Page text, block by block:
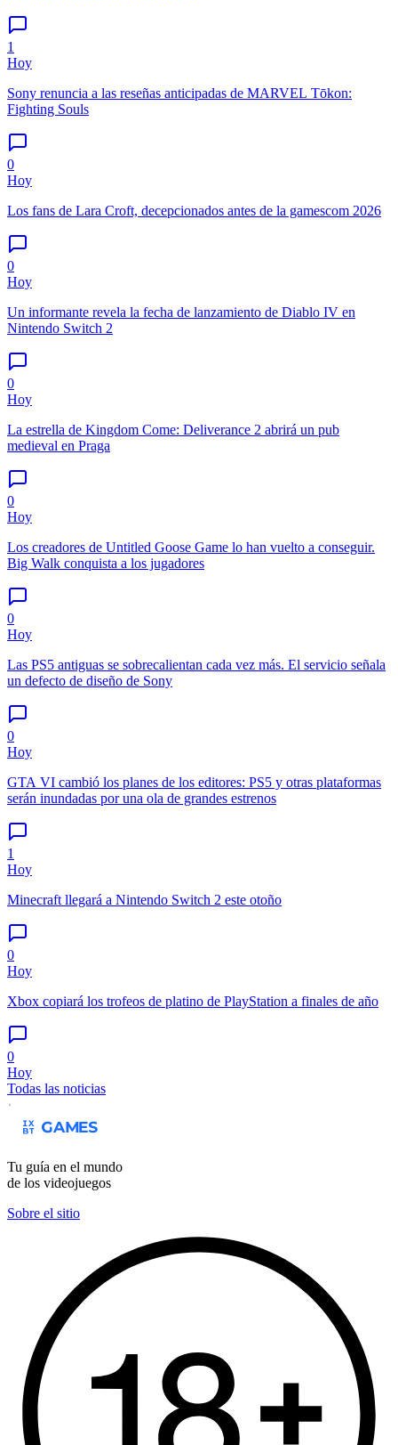
1
Hoy
Sony renuncia a las reseñas anticipadas de MARVEL Tōkon:
Fighting Souls
0
Hoy
Los fans de Lara Croft, decepcionados antes de la gamescom 2026
0
Hoy
Un informante revela la fecha de lanzamiento de Diablo IV en
Nintendo Switch 2
0
Hoy
La estrella de Kingdom Come: Deliverance 2 abrirá un pub
medieval en Praga
0
Hoy
Los creadores de Untitled Goose Game lo han vuelto a conseguir.
Big Walk conquista a los jugadores
0
Hoy
Las PS5 antiguas se sobrecalientan cada vez más. El servicio señala
un defecto de diseño de Sony
0
Hoy
GTA VI cambió los planes de los editores: PS5 y otras plataformas
serán inundadas por una ola de grandes estrenos
1
Hoy
Minecraft llegará a Nintendo Switch 2 este otoño
0
Hoy
Xbox copiará los trofeos de platino de PlayStation a finales de año
0
Hoy
Todas las noticias
Tu guía en el mundo
de los videojuegos
Sobre el sitio